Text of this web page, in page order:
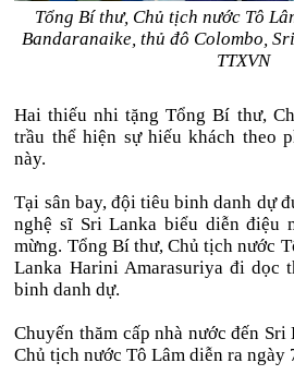
Tổng Bí thư, Chủ tịch nước Tô
Bandaranaike, thủ đô Colombo,
TTXVN
Hai thiếu nhi tặng Tổng Bí thư,
trầu thể hiện sự hiếu khách theo
này.
Tại sân bay, đội tiêu binh danh dự
nghệ sĩ Sri Lanka biểu diễn điệu
mừng. Tổng Bí thư, Chủ tịch nước
Lanka Harini Amarasuriya đi dọc
binh danh dự.
Chuyến thăm cấp nhà nước đến
Chủ tịch nước Tô Lâm diễn ra ngày